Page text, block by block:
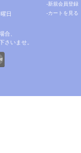
日
合、
さいませ。
-新規会員登録
-カートを見る